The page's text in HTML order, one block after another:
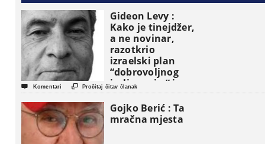
Gideon Levy :
Kako je tinejdžer,
a ne novinar,
razotkrio
izraelski plan
“dobrovoljnog
iseljavanja ” iz
Gaze
 Komentari  Pročitaj čitav članak
Gojko Berić : Ta
mračna mjesta